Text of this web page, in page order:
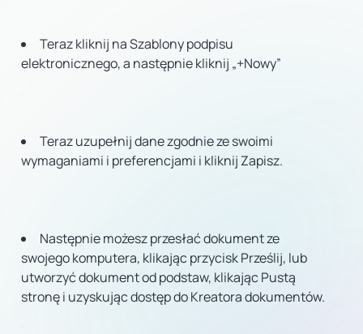
Teraz kliknij na Szablony podpisu
elektronicznego, a następnie kliknij „+Nowy”
Teraz uzupełnij dane zgodnie ze swoimi
wymaganiami i preferencjami i kliknij Zapisz.
Następnie możesz przesłać dokument ze
swojego komputera, klikając przycisk Prześlij, lub
utworzyć dokument od podstaw, klikając Pustą
stronę i uzyskując dostęp do Kreatora dokumentów.